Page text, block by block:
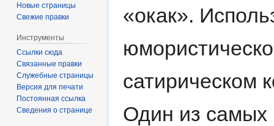
«окак».
сатирическом
Один из самых
Новые страницы
Свежие правки
Инструменты
Ссылки сюда
Связанные правки
Служебные страницы
Версия для печати
Постоянная ссылка
Сведения о странице